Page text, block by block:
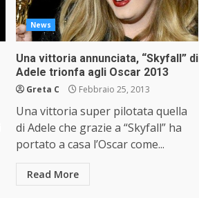
News
Una vittoria annunciata, “Skyfall” di
Adele trionfa agli Oscar 2013
Greta C Febbraio 25, 2013
Una vittoria super pilotata quella
di Adele che grazie a “Skyfall” ha
portato a casa l’Oscar come...
Read More